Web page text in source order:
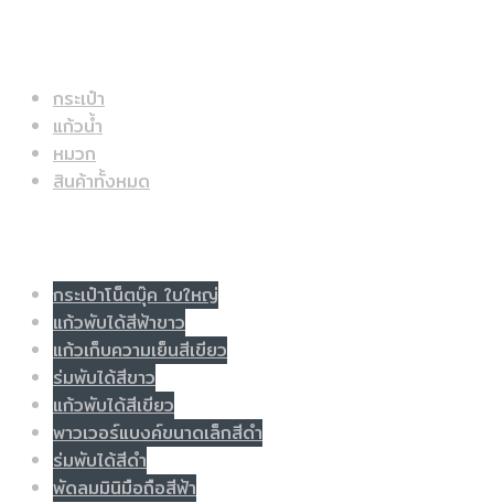
กระเป๋า
แก้วน้ำ
หมวก
สินค้าทั้งหมด
กระเป๋าโน็ตบุ๊ค ใบใหญ่
แก้วพับได้สีฟ้าขาว
แก้วเก็บความเย็นสีเขียว
ร่มพับได้สีขาว
แก้วพับได้สีเขียว
พาวเวอร์แบงค์ขนาดเล็กสีดำ
ร่มพับได้สีดำ
พัดลมมินิมือถือสีฟ้า